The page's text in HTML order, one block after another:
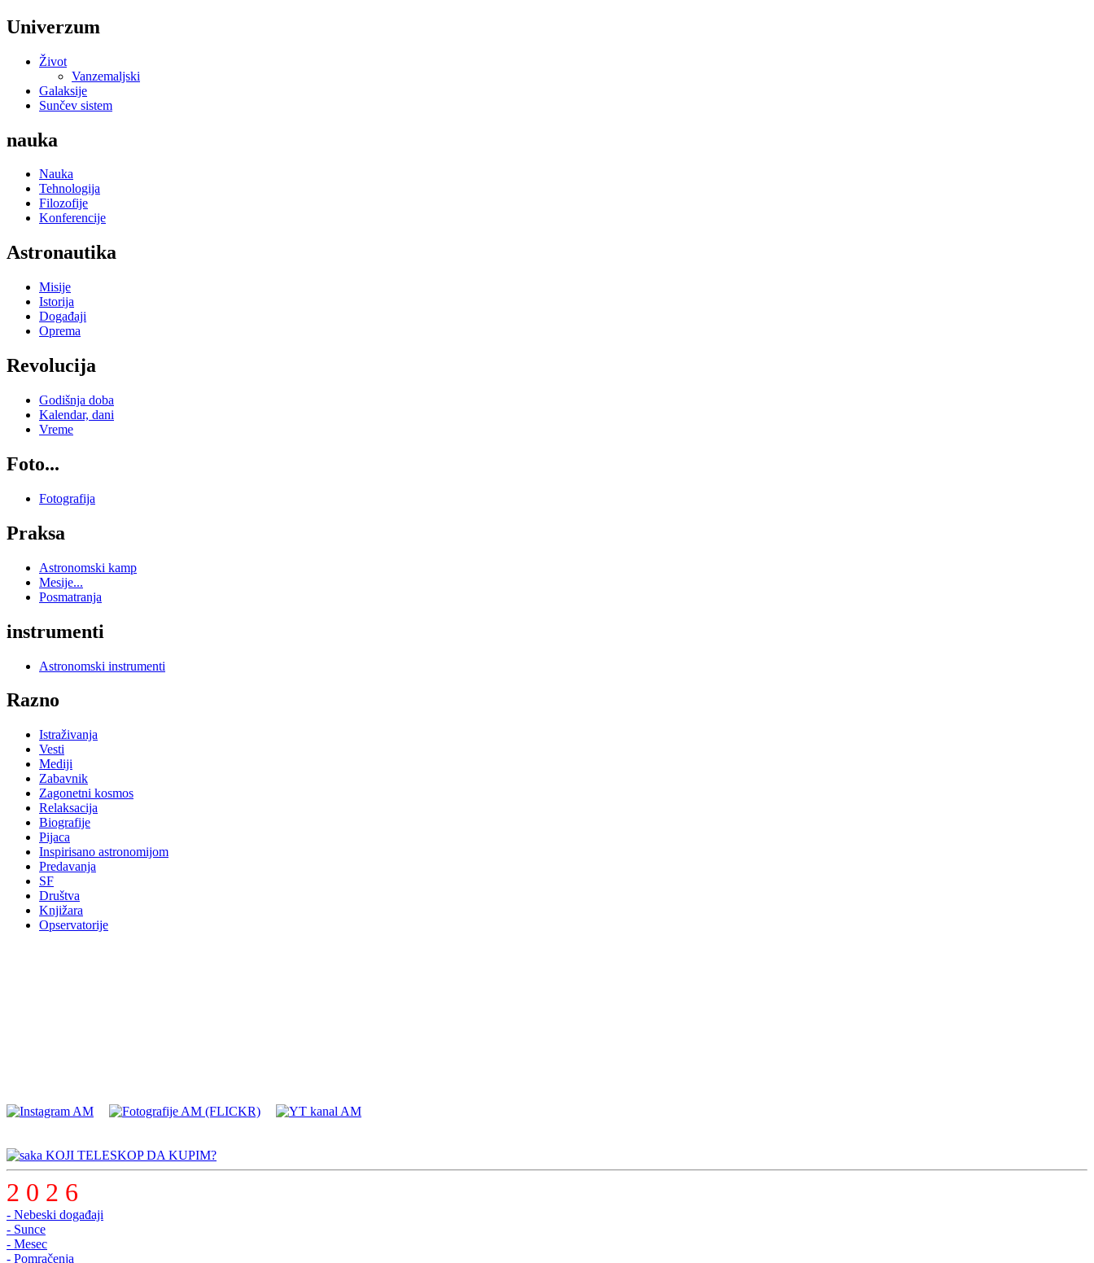
Univerzum
Život
Vanzemaljski
Galaksije
Sunčev sistem
nauka
Nauka
Tehnologija
Filozofije
Konferencije
Astronautika
Misije
Istorija
Događaji
Oprema
Revolucija
Godišnja doba
Kalendar, dani
Vreme
Foto...
Fotografija
Praksa
Astronomski kamp
Mesije...
Posmatranja
instrumenti
Astronomski instrumenti
Razno
Istraživanja
Vesti
Mediji
Zabavnik
Zagonetni kosmos
Relaksacija
Biografije
Pijaca
Inspirisano astronomijom
Predavanja
SF
Društva
Knjižara
Opservatorije
KOJI TELESKOP DA KUPIM?
2 0 2 6
- Nebeski događaji
- Sunce
- Mesec
- Pomračenja